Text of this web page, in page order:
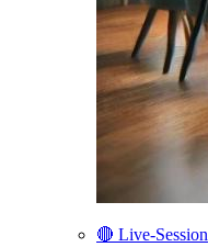
🔴 Live-Session